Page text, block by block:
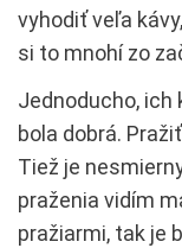
vyhodiť veľa
si to mnohí zo
Jednoducho, ich
bola dobrá.
Tiež je
praženia vidím
pražiarmi, tak je